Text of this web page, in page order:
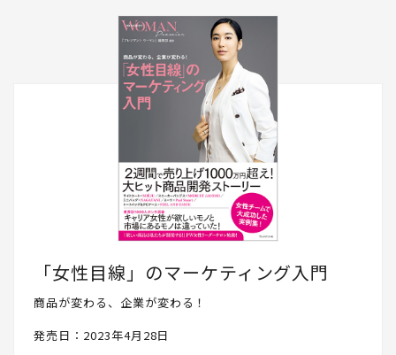
「女性目線」のマーケティング入門
商品が変わる、企業が変わる！
発売日：2023年4月28日